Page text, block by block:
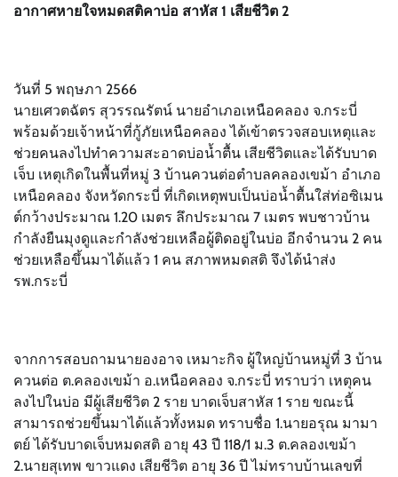
อากาศหายใจหมดสติคาบ่อ สาหัส 1 เสียชีวิต 2
วันที่ 5 พฤษภา 2566
นายเศวตฉัตร สุวรรณรัตน์ นายอำเภอเหนือคลอง จ.กระบี่
พร้อมด้วยเจ้าหน้าที่กู้ภัยเหนือคลอง ได้เข้าตรวจสอบเหตุและ
ช่วยคนลงไปทำความสะอาดบ่อน้ำตื้น เสียชีวิตและได้รับบาด
เจ็บ เหตุเกิดในพื้นที่หมู่ 3 บ้านควนต่อตำบลคลองเขม้า อำเภอ
เหนือคลอง จังหวัดกระบี่ ที่เกิดเหตุพบเป็นบ่อน้ำตื้นใส่ท่อซิเมน
ต์กว้างประมาณ 1.20 เมตร ลึกประมาณ 7 เมตร พบชาวบ้าน
กำลังยืนมุงดูและกำลังช่วยเหลือผู้ติดอยู่ในบ่อ อีกจำนวน 2 คน
ช่วยเหลือขึ้นมาได้แล้ว 1 คน สภาพหมดสติ จึงได้นำส่ง
รพ.กระบี่
จากการสอบถามนายองอาจ เหมาะกิจ ผู้ใหญ่บ้านหมู่ที่ 3 บ้าน
ควนต่อ ต.คลองเขม้า อ.เหนือคลอง จ.กระบี่ ทราบว่า เหตุคน
ลงไปในบ่อ มีผู้เสียชีวิต 2 ราย บาดเจ็บสาหัส 1 ราย ขณะนี้
สามารถช่วยขึ้นมาได้แล้วทั้งหมด ทราบชื่อ 1.นายอรุณ มามา
ตย์ ได้รับบาดเจ็บหมดสติ อายุ 43 ปี 118/1 ม.3 ต.คลองเขม้า
2.นายสุเทพ ขาวแดง เสียชีวิต อายุ 36 ปี ไม่ทราบบ้านเลขที่